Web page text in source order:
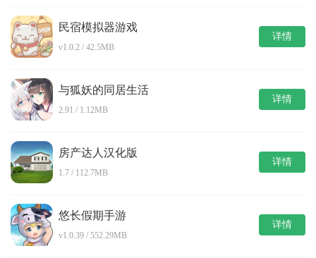
民宿模拟器游戏
v1.0.2 / 42.5MB
详情
与狐妖的同居生活
2.91 / 1.12MB
详情
房产达人汉化版
1.7 / 112.7MB
详情
悠长假期手游
v1.0.39 / 552.29MB
详情